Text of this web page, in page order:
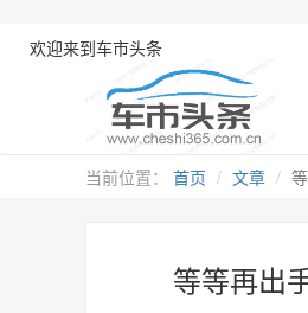
欢迎来到车市头条
当前位置： 首页 文章
等等再出